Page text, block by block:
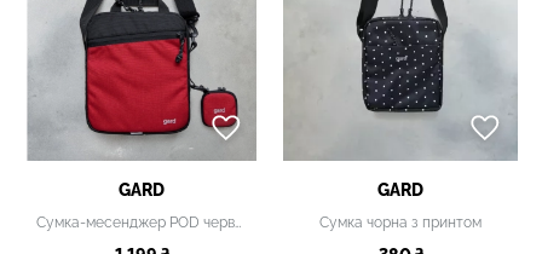
GARD
Сумка-месенджер POD червона
GARD
Сумка чорна з принтом